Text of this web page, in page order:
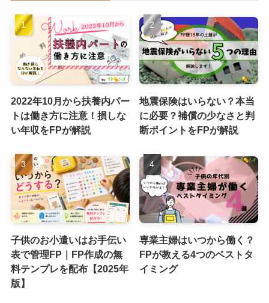
2022年10月から扶養内パー
トは働き方に注意！損しな
い年収をFPが解説
地震保険はいらない？本当
に必要？補償の少なさと判
断ポイントをFPが解説
子供のお小遣いはお手伝い
表で管理FP｜FP作成の無
料テンプレを配布【2025年
版】
専業主婦はいつから働く？
FPが教える4つのベストタ
イミング